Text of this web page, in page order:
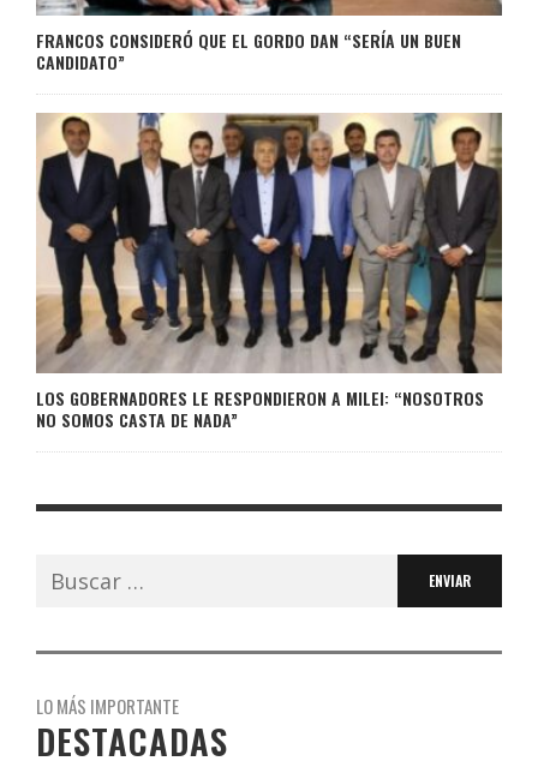
FRANCOS CONSIDERÓ QUE EL GORDO DAN “SERÍA UN BUEN
CANDIDATO”
LOS GOBERNADORES LE RESPONDIERON A MILEI: “NOSOTROS
NO SOMOS CASTA DE NADA”
Buscar:
LO MÁS IMPORTANTE
DESTACADAS